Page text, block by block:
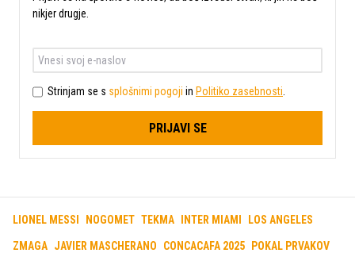
nikjer drugje.
Strinjam se s splošnimi pogoji in Politiko zasebnosti.
PRIJAVI SE
LIONEL MESSI NOGOMET TEKMA INTER MIAMI LOS ANGELES
ZMAGA JAVIER MASCHERANO CONCACAFA 2025 POKAL PRVAKOV